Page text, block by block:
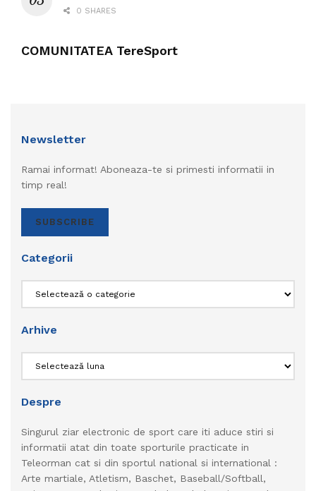
0 SHARES
COMUNITATEA TereSport
Newsletter
Ramai informat! Aboneaza-te si primesti informatii in
timp real!
SUBSCRIBE
Categorii
Arhive
Despre
Singurul ziar electronic de sport care iti aduce stiri si
informatii atat din toate sporturile practicate in
Teleorman cat si din sportul national si international :
Arte martiale, Atletism, Baschet, Baseball/Softball,